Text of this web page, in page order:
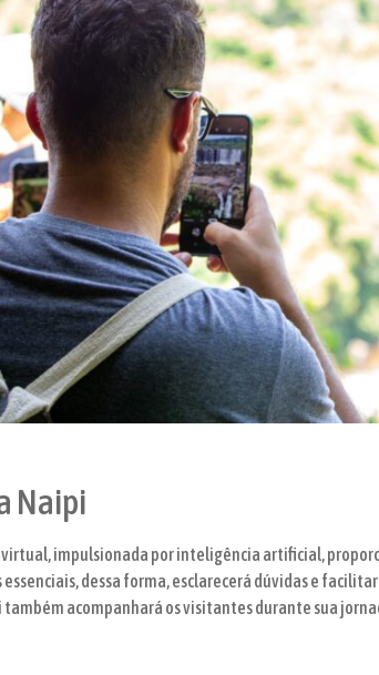
Naipi
impulsionada por inteligência artificial,
dessa forma, esclarecerá dúvidas e
acompanhará os visitantes durante sua